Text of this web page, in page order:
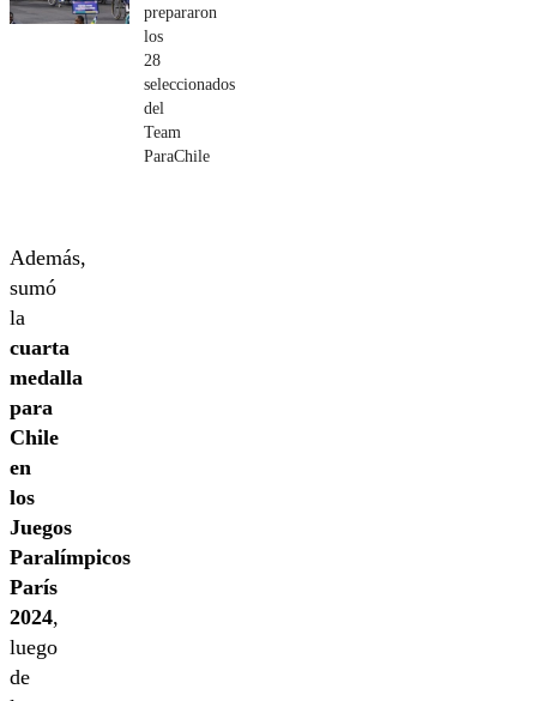
prepararon
los
28
seleccionados
del
Team
ParaChile
Además,
sumó
la
cuarta
medalla
para
Chile
en
los
Juegos
Paralímpicos
París
2024,
luego
de